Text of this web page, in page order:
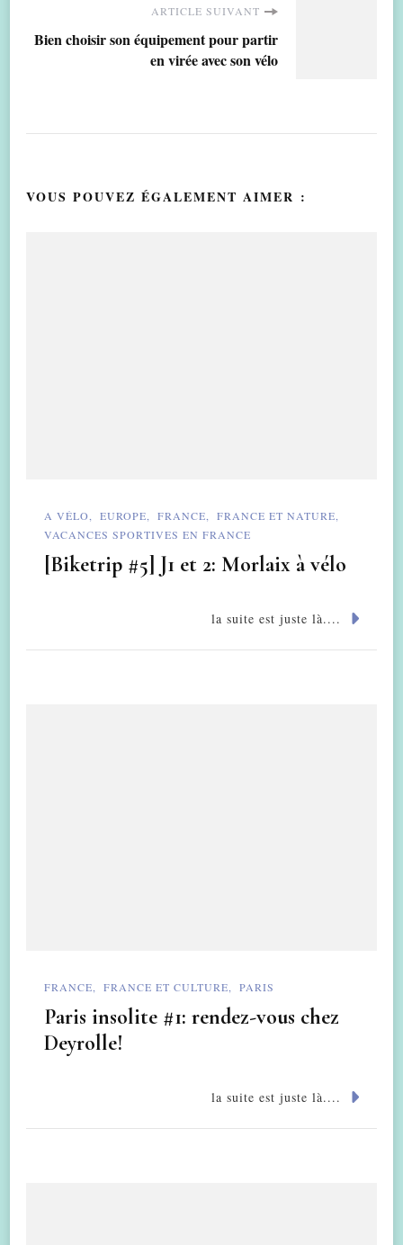
ARTICLE SUIVANT
Bien choisir son équipement pour partir
en virée avec son vélo
VOUS POUVEZ ÉGALEMENT AIMER :
A VÉLO EUROPE FRANCE
FRANCE ET NATURE
VACANCES SPORTIVES EN FRANCE
[Biketrip #5] J1 et 2: Morlaix à vélo
la suite est juste là....
FRANCE FRANCE ET CULTURE PARIS
Paris insolite #1: rendez-vous chez
Deyrolle!
la suite est juste là....